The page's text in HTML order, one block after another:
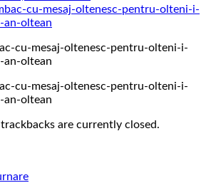
cu-mesaj-oltenesc-pentru-olteni-i-
an-oltean
cu-mesaj-oltenesc-pentru-olteni-i-
an-oltean
are currently closed.